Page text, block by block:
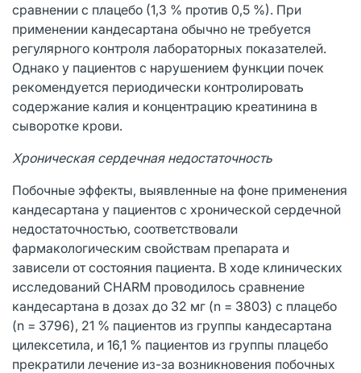
сравнении с плацебо (1,3 % против 0,5 %). При
применении кандесартана обычно не требуется
регулярного контроля лабораторных показателей.
Однако у пациентов с нарушением функции почек
рекомендуется периодически контролировать
содержание калия и концентрацию креатинина в
сыворотке крови.
Хроническая сердечная недостаточность
Побочные эффекты, выявленные на фоне применения
кандесартана у пациентов с хронической сердечной
недостаточностью, соответствовали
фармакологическим свойствам препарата и
зависели от состояния пациента. В ходе клинических
исследований CHARM проводилось сравнение
кандесартана в дозах до 32 мг (n = 3803) с плацебо
(n = 3796), 21 % пациентов из группы кандесартана
цилексетила, и 16,1 % пациентов из группы плацебо
прекратили лечение из-за возникновения побочных